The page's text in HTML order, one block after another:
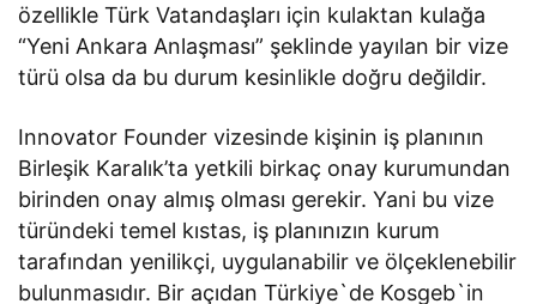
özellikle Türk Vatandaşları için kulaktan kulağa
“Yeni Ankara Anlaşması” şeklinde yayılan bir vize
türü olsa da bu durum kesinlikle doğru değildir.
Innovator Founder vizesinde kişinin iş planının
Birleşik Karalık’ta yetkili birkaç onay kurumundan
birinden onay almış olması gerekir. Yani bu vize
türündeki temel kıstas, iş planınızın kurum
tarafından yenilikçi, uygulanabilir ve ölçeklenebilir
bulunmasıdır. Bir açıdan Türkiye`de Kosgeb`in